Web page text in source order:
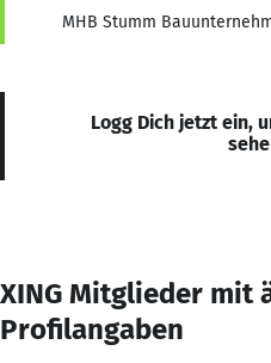
MHB Stumm
Logg Dich jetzt ein,
XING Mitglieder mit
Profilangaben